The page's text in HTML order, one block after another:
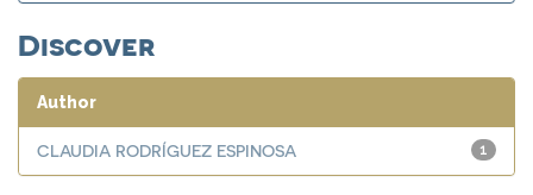
Discover
Author
1
CLAUDIA RODRÍGUEZ ESPINOSA